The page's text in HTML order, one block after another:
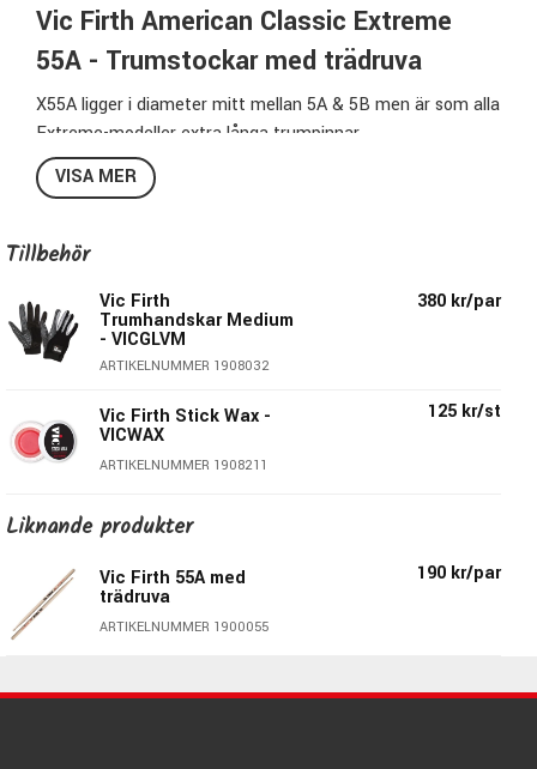
Vic Firth American Classic Extreme
55A - Trumstockar med trädruva
X55A ligger i diameter mitt mellan 5A & 5B men är som alla
Extreme-modeller extra långa trumpinnar.
Så känner du ett du skulle vilja ha en något lite längre stock
för att nå allt i trumsetet på ett komfortabelt sätt, så är
Specifikationer Extreme 55A:
Diameter:14,7mm
Längd:419,1mm
Material: Hickory
Druva : Tear Drop
Taper:
Medium
Pris per par
Modellen ingår i serien: American
American Classic är Vic Firth's serie med traditionella
VISA MER
Tillbehör
Vic Firth
Trumhandskar Medium
- VICGLVM
ARTIKELNUMMER 1908032
380 kr/par
Vic Firth Stick Wax -
VICWAX
ARTIKELNUMMER 1908211
125 kr/st
Liknande produkter
Vic Firth 55A med
trädruva
ARTIKELNUMMER 1900055
190 kr/par